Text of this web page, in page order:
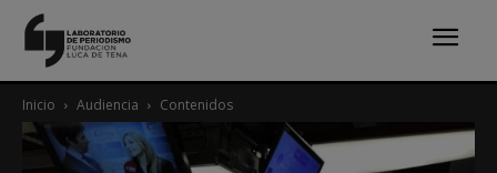
Inicio Audiencia Contenidos